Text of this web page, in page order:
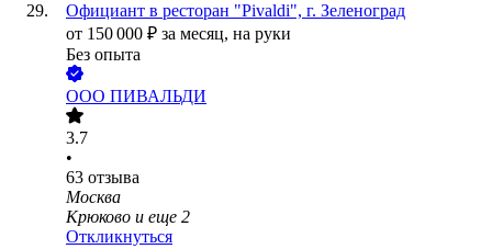
Официант в ресторан "Pivaldi", г. Зеленоград
от 150 000 ₽ за месяц, на руки
Без опыта
ООО ПИВАЛЬДИ
3.7
•
63 отзыва
Москва
Крюково и еще 2
Откликнуться